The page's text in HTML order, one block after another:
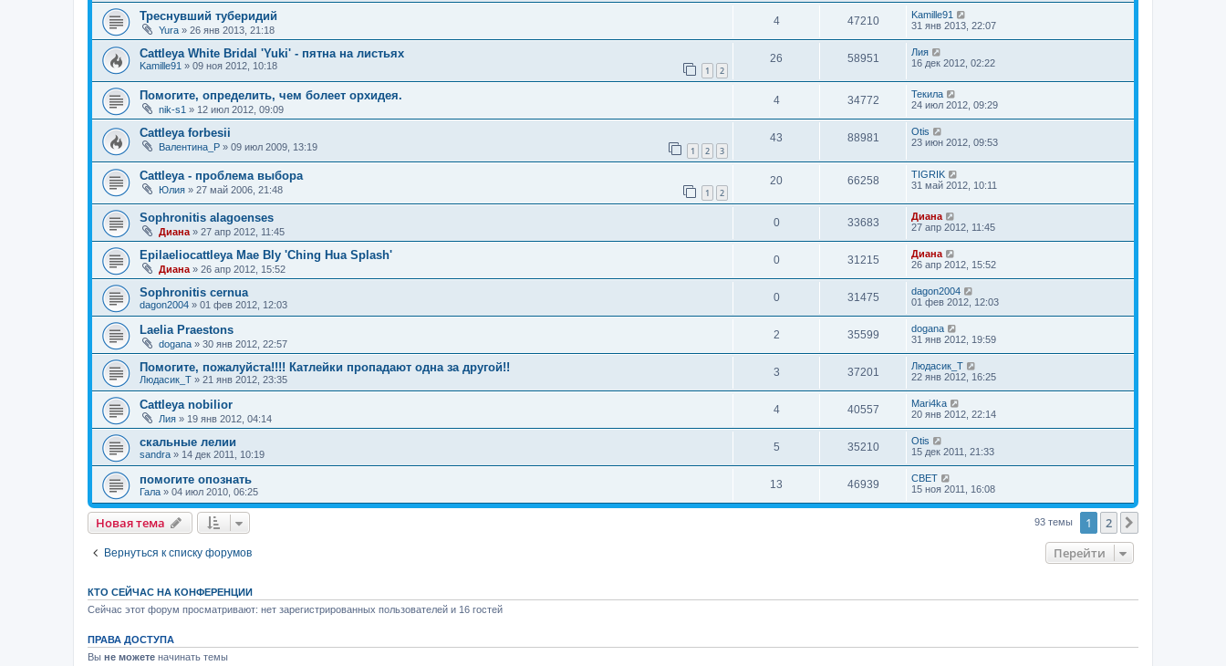
Треснувший туберидий
Yura » 26 янв 2013, 21:18
4 47210
Kamille91
31 янв 2013, 22:07
Cattleya White Bridal 'Yuki' - пятна на листьях
Kamille91 » 09 ноя 2012, 10:18 1 2
26 58951
Лия
16 дек 2012, 02:22
Помогите, определить, чем болеет орхидея.
nik-s1 » 12 июл 2012, 09:09
4 34772
Текила
24 июл 2012, 09:29
Cattleya forbesii
Валентина_Р » 09 июл 2009, 13:19 1 2 3
43 88981
Otis
23 июн 2012, 09:53
Cattleya - проблема выбора
Юлия » 27 май 2006, 21:48 1 2
20 66258
TIGRIK
31 май 2012, 10:11
Sophronitis alagoenses
Диана» 27 апр 2012, 11:45
0 33683
Диана
27 апр 2012, 11:45
Epilaeliocattleya Mae Bly 'Ching Hua Splash'
Диана» 26 апр 2012, 15:52
0 31215
Диана
26 апр 2012, 15:52
Sophronitis cernua
dagon2004 » 01 фев 2012, 12:03
0 31475
dagon2004
01 фев 2012, 12:03
Laelia Praestons
dogana » 30 янв 2012, 22:57
2 35599
dogana
31 янв 2012, 19:59
Помогите, пожалуйста!!!! Катлейки пропадают одна за другой!!
Людасик_Т » 21 янв 2012, 23:35
3 37201
Людасик_Т
22 янв 2012, 16:25
Cattleya nobilior
Лия » 19 янв 2012, 04:14
4 40557
Mari4ka
20 янв 2012, 22:14
скальные лелии
sandra » 14 дек 2011, 10:19
5 35210
Otis
15 дек 2011, 21:33
помогите опознать
Гала » 04 июл 2010, 06:25
13 46939
CBET
15 ноя 2011, 16:08
Новая тема 93 темы 1 2
Вернуться к списку форумов Перейти
КТО СЕЙЧАС НА КОНФЕРЕНЦИИ
Сейчас этот форум просматривают: нет зарегистрированных пользователей и 16 гостей
ПРАВА ДОСТУПА
Вы не можете начинать темы